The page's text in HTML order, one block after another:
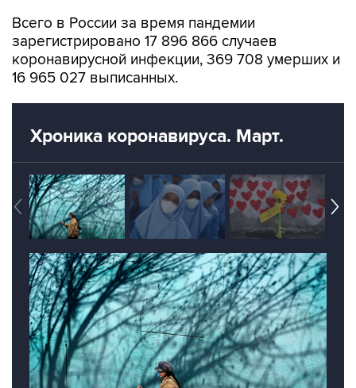
Всего в России за время пандемии
зарегистрировано 17 896 866 случаев
коронавирусной инфекции, 369 708 умерших и
16 965 027 выписанных.
Хроника коронавируса. Март.